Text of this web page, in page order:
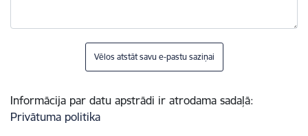
Vēlos atstāt savu e-pastu saziņai
Informācija par datu apstrādi ir atrodama sadaļā:
Privātuma politika